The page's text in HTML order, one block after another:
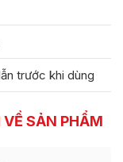
trước khi dùng
SẢN PHẨM